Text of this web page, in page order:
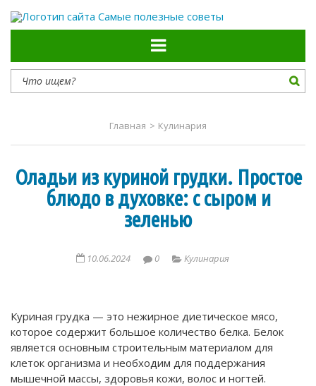
Самые полезные советы
Главная > Кулинария
Оладьи из куриной грудки. Простое
блюдо в духовке: с сыром и
зеленью
10.06.2024 0 Кулинария
Куриная грудка — это нежирное диетическое мясо,
которое содержит большое количество белка. Белок
является основным строительным материалом для
клеток организма и необходим для поддержания
мышечной массы, здоровья кожи, волос и ногтей.